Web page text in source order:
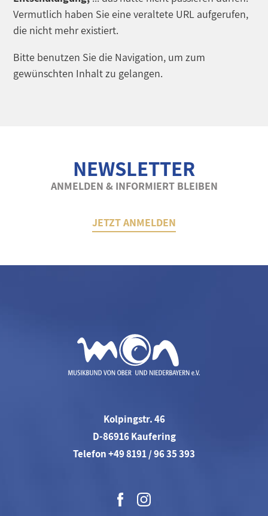
Vermutlich haben Sie eine veraltete URL aufgerufen,
die nicht mehr existiert.
Bitte benutzen Sie die Navigation, um zum
gewünschten Inhalt zu gelangen.
NEWSLETTER
ANMELDEN & INFORMIERT BLEIBEN
JETZT ANMELDEN
Kolpingstr. 46
D-86916 Kaufering
Telefon +49 8191 / 96 35 393